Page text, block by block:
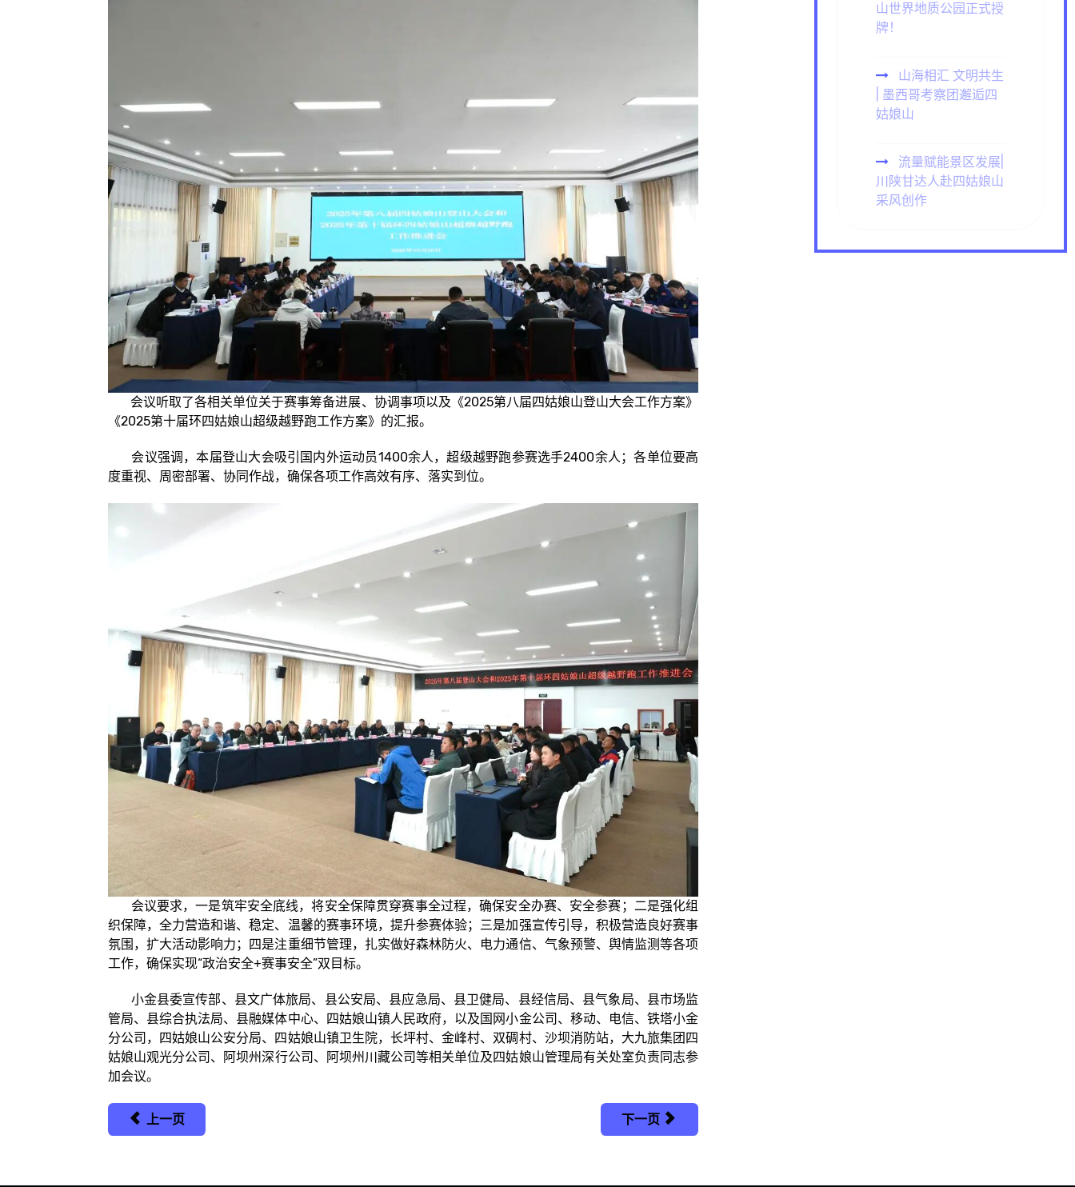
会议听取了各相关单位关于赛事筹备进展、协调事项以及《2025第八届四姑娘山登山大会工作方案》
《2025第十届环四姑娘山超级越野跑工作方案》的汇报。
会议强调，本届登山大会吸引国内外运动员1400余人，超级越野跑参赛选手2400余人；各单位要高
度重视、周密部署、协同作战，确保各项工作高效有序、落实到位。
会议要求，一是筑牢安全底线，将安全保障贯穿赛事全过程，确保安全办赛、安全参赛；二是强化组
织保障，全力营造和谐、稳定、温馨的赛事环境，提升参赛体验；三是加强宣传引导，积极营造良好赛事
氛围，扩大活动影响力；四是注重细节管理，扎实做好森林防火、电力通信、气象预警、舆情监测等各项
工作，确保实现“政治安全+赛事安全”双目标。
小金县委宣传部、县文广体旅局、县公安局、县应急局、县卫健局、县经信局、县气象局、县市场监
管局、县综合执法局、县融媒体中心、四姑娘山镇人民政府，以及国网小金公司、移动、电信、铁塔小金
分公司，四姑娘山公安分局、四姑娘山镇卫生院，长坪村、金峰村、双碉村、沙坝消防站，大九旅集团四
姑娘山观光分公司、阿坝州深行公司、阿坝州川藏公司等相关单位及四姑娘山管理局有关处室负责同志参
加会议。
上一页 下一页
山世界地质公园正式授
牌！
山海相汇 文明共生
| 墨西哥考察团邂逅四
姑娘山
流量赋能景区发展|
川陕甘达人赴四姑娘山
采风创作